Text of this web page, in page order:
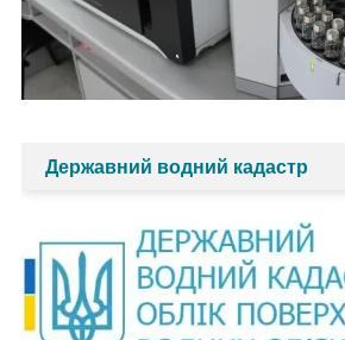
Державний водний кадастр